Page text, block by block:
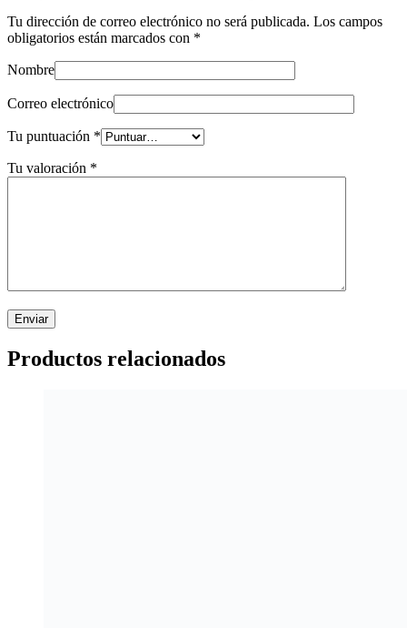
Tu dirección de correo electrónico no será publicada. Los campos
obligatorios están marcados con *
Nombre
Correo electrónico
Tu puntuación *
Tu valoración *
Productos relacionados